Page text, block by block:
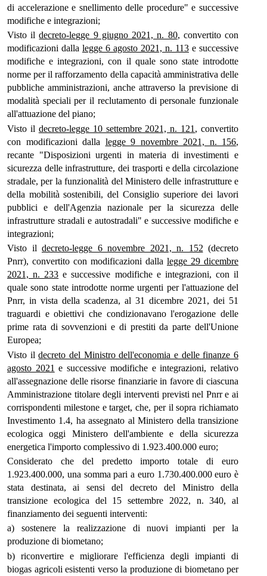
di accelerazione e snellimento delle procedure" e successive
modifiche e integrazioni;
Visto ildecreto-legge 9 giugno 2021, n. 80, convertito con
modificazioni dalla legge 6 agosto 2021, n. 113 e successive
modifiche e integrazioni, con il quale sono state introdotte
norme per il rafforzamento della capacità amministrativa delle
pubbliche amministrazioni, anche attraverso la previsione di
modalità speciali per il reclutamento di personale funzionale
all'attuazione del piano;
Visto il decreto-legge 10 settembre 2021, n. 121 , convertito
con modificazioni dalla legge 9 novembre 2021, n. 156,
recante "Disposizioni urgenti in materia di investimenti e
sicurezza delle infrastrutture, dei trasporti e della circolazione
stradale, per la funzionalità del Ministero delle infrastrutture e
della mobilità sostenibili, del Consiglio superiore dei lavori
pubblici e dell'Agenzia nazionale per la sicurezza delle
infrastrutture stradali e autostradali" e successive modifiche e
integrazioni;
Visto il decreto-legge 6 novembre 2021, n. 152 (decreto
Pnrr), convertito con modificazioni dalla legge 29 dicembre
2021, n. 233 e successive modifiche e integrazioni, con il
quale sono state introdotte norme urgenti per l'attuazione del
Pnrr, in vista della scadenza, al 31 dicembre 2021, dei 51
traguardi e obiettivi che condizionavano l'erogazione delle
prime rata di sovvenzioni e di prestiti da parte dell'Unione
Europea;
Visto ildecreto del Ministro dell'economia e delle finanze 6
agosto 2021 e successive modifiche e integrazioni, relativo
all'assegnazione delle risorse finanziarie in favore di ciascuna
Amministrazione titolare degli interventi previsti nel Pnrr e ai
corrispondenti milestone e target, che, per il sopra richiamato
Investimento 1.4, ha assegnato al Ministero della transizione
ecologica oggi Ministero dell'ambiente e della sicurezza
energetica l'importo complessivo di 1.923.400.000 euro;
Considerato che del predetto importo totale di euro
1.923.400.000, una somma pari a euro 1.730.400.000 euro è
stata destinata, ai sensi del decreto del Ministro della
transizione ecologica del 15 settembre 2022, n. 340, al
finanziamento dei seguenti interventi:
a) sostenere la realizzazione di nuovi impianti per la
produzione di biometano;
b) riconvertire e migliorare l'efficienza degli impianti di
biogas agricoli esistenti verso la produzione di biometano per